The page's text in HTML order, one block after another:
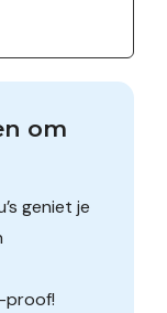
om
geniet je
proof!